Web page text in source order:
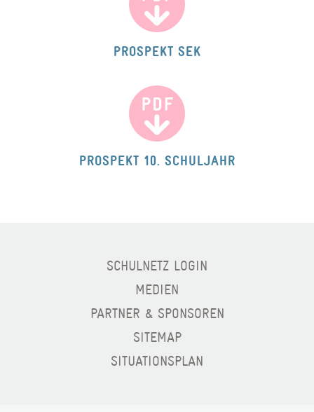
PROSPEKT SEK
PROSPEKT 10. SCHULJAHR
SCHULNETZ LOGIN
MEDIEN
PARTNER & SPONSOREN
SITEMAP
SITUATIONSPLAN